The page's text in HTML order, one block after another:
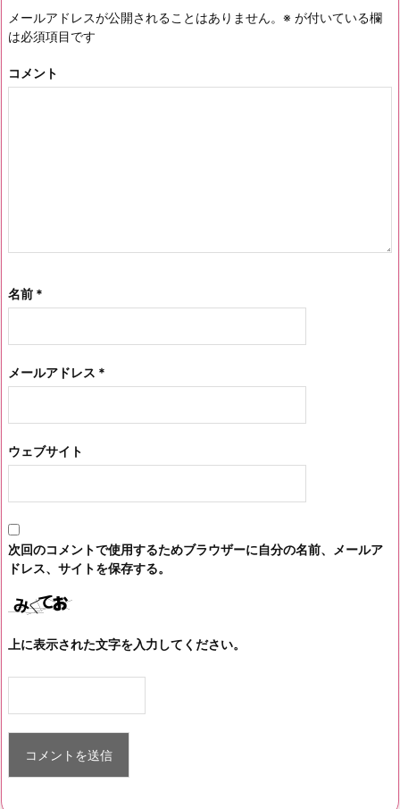
メールアドレスが公開されることはありません。 ※ が付いている欄
は必須項目です
コメント
名前 *
メールアドレス *
ウェブサイト
次回のコメントで使用するためブラウザーに自分の名前、メールア
ドレス、サイトを保存する。
上に表示された文字を入力してください。